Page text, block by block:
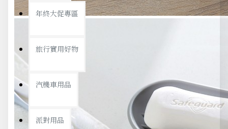
年終大促專區
旅行實用好物
汽機車用品
派對用品